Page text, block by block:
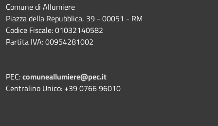
Comune di Allumiere
Piazza della Repubblica, 39 - 00051 - RM
Codice Fiscale: 01032140582
Partita IVA: 00954281002
PEC:comuneallumiere@pec.it
Centralino Unico: +39 0766 96010